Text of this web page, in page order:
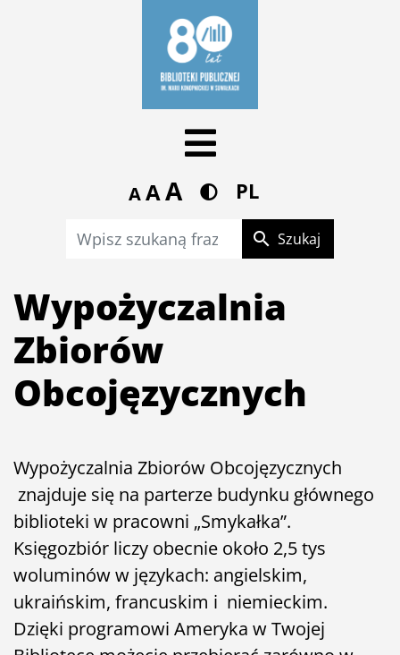
A AA PL
search Szukaj
Wypożyczalnia
Zbiorów
Obcojęzycznych
Wypożyczalnia Zbiorów Obcojęzycznych
znajduje się na parterze budynku głównego
biblioteki w pracowni „Smykałka”.
Księgozbiór liczy obecnie około 2,5 tys
woluminów w językach: angielskim,
ukraińskim, francuskim i niemieckim.
Dzięki programowi Ameryka w Twojej